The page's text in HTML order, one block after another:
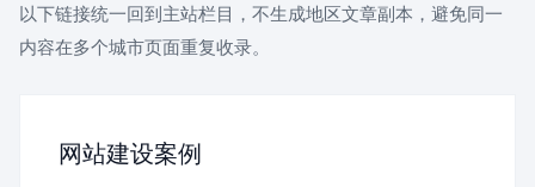
以下链接统一回到主站栏目，不生成地区文章副本，避免同一
内容在多个城市页面重复收录。
网站建设案例